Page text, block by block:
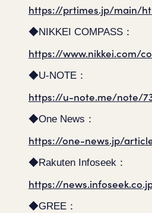
https://prtimes.jp/main/
◆NIKKEI COMPASS：
https://www.nikkei.com/
◆U-NOTE：
https://u-note.me/note/
◆One News：
https://one-news.jp/
◆Rakuten Infoseek：
https://
◆GREE：